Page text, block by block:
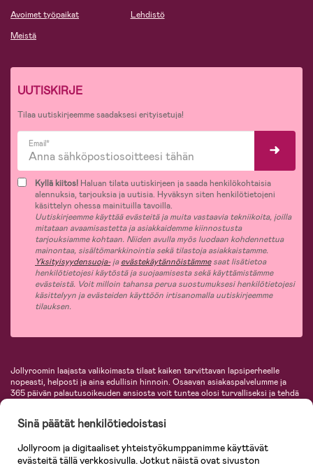
Avoimet työpaikat
Meistä
Lehdistö
UUTISKIRJE
Tilaa uutiskirjeemme saadaksesi erityisetuja!
Email*
Kyllä kiitos! Haluan tilata uutiskirjeen ja saada henkilökohtaisia
alennuksia, tarjouksia ja uutisia. Hyväksyn siten henkilötietojeni
käsittelyn ohessa mainituilla tavoilla.
Uutiskirjeemme käyttää evästeitä ja muita vastaavia tekniikoita, joilla
mitataan avaamisastetta ja asiakkaidemme kiinnostusta
tarjouksiamme kohtaan. Niiden avulla myös luodaan kohdennettua
mainontaa, sisältömarkkinointia sekä tilastoja asiakkaistamme.
Yksityisyydensuoja-jaevästekäytännöistämmesaat lisätietoa
henkilötietojesi käytöstä ja suojaamisesta sekä käyttämistämme
evästeistä. Voit milloin tahansa perua suostumuksesi henkilötietojesi
käsittelyyn ja evästeiden käyttöön irtisanomalla uutiskirjeemme
tilauksen.
Jollyroomin laajasta valikoimasta tilaat kaiken tarvittavan lapsiperheelle
nopeasti, helposti ja aina edullisin hinnoin. Osaavan asiakaspalvelumme ja
365 päivän palautusoikeuden ansiosta voit tuntea olosi turvalliseksi ja tehdä
lastentarvikkeita sekä paljon muuta. Meiltä löydät lukuisia tunnettuja
KidKraft, Ergobaby, Philips Avent, Neonate, Cybex, LEGO ja monia muita!
Tervetuloa shoppailemaan Pohjoismaiden suurimpaan lastentarvikkeiden
Sinä päätät henkilötiedoistasi
Jollyroom ja digitaaliset yhteistyökumppanimme käyttävät
evästeitä tällä verkkosivulla. Jotkut näistä ovat sivuston